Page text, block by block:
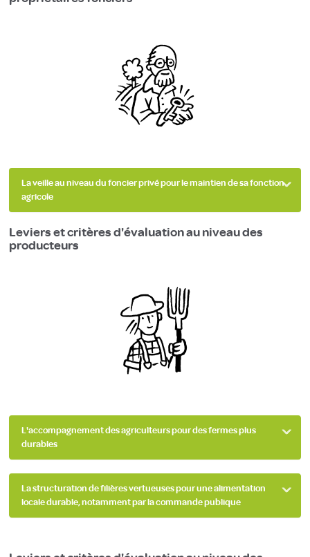
La veille au niveau du foncier privé pour le maintien de sa fonction
agricole
Leviers et critères d'évaluation au niveau des
producteurs
L'accompagnement des agriculteurs pour des fermes plus
durables
La structuration de filières vertueuses pour une alimentation
locale durable, notamment par la commande publique